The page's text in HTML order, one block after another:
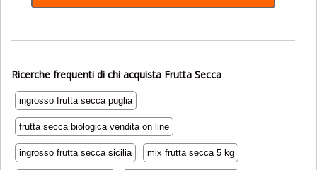
Ricerche frequenti di chi acquista Frutta Secca
ingrosso frutta secca puglia
frutta secca biologica vendita on line
ingrosso frutta secca sicilia mix frutta secca 5 kg